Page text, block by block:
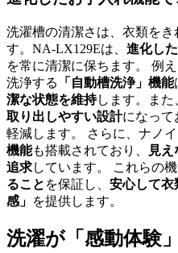
洗濯槽の清潔さは、衣類を
す。NA-LX129Eは、 進化し
を常に清潔に保ちます。 例
洗浄する
「自動槽洗浄」機能
潔な状態を維持します。また
取り出しやすい設計になって
軽減します。 さらに、ナノ
機能も搭載されており、
見
追求しています。 これらの機
ること を保証し、 安心して衣
感」 を提供します。
洗濯が「感動体験